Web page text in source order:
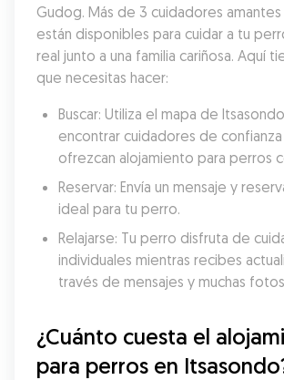
Gudog. Más de 3 cuidadores
están disponibles para cuidar a tu
real junto a una familia cariñosa. Aquí
que necesitas hacer:
Buscar: Utiliza el mapa de
encontrar cuidadores de
ofrezcan alojamiento para perros
Reservar: Envía un mensaje y
ideal para tu perro.
Relajarse: Tu perro disfruta de
individuales mientras recibes
través de mensajes y muchas
¿Cuánto cuesta el
para perros en